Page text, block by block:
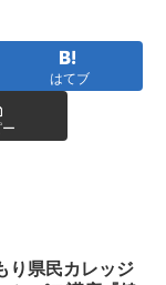
はてブ
り県民カレッジ